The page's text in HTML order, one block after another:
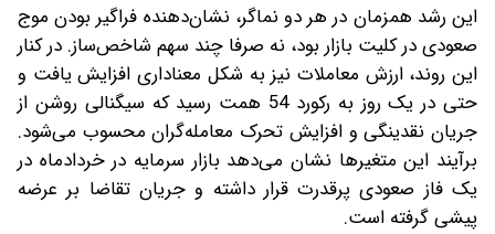
این رشد همزمان در هر دو نماگر، نشان‌دهنده فراگیر بودن موج
صعودی در کلیت بازار بود، نه صرفا چند سهم شاخص‌ساز. در کنار
این روند، ارزش معاملات نیز به شکل معناداری افزایش یافت و
حتی در یک روز به رکورد 54 همت رسید که سیگنالی روشن از
جریان نقدینگی و افزایش تحرک معامله‌گران محسوب می‌شود.
برآیند این متغیرها نشان می‌دهد بازار سرمایه در خردادماه در
یک فاز صعودی پرقدرت قرار داشته و جریان تقاضا بر عرضه
پیشی گرفته است.